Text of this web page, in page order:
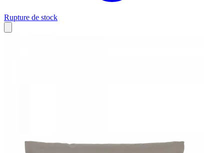
Rupture de stock